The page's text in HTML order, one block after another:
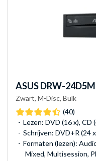
ASUSDRW-
Zwart, M-Disc, Bulk
(40)
Lezen: DVD (16 x), CD
Schrijven: DVD+R (24
Formaten (lezen):
Mixed, Multisession,